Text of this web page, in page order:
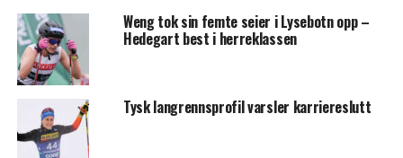
Weng tok sin femte seier i Lysebotn opp –
Hedegart best i herreklassen
Tysk langrennsprofil varsler karriereslutt